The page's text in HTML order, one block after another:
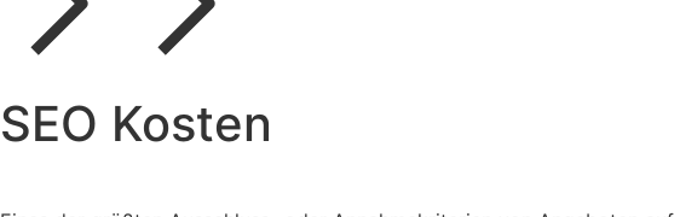
SEO Kosten